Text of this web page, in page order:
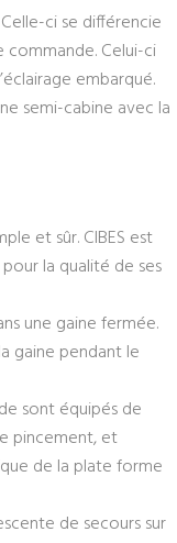
ci se différencie
Celui-ci
embarqué.
semi-cabine avec la
et sûr. CIBES est
la qualité de ses
une gaine fermée.
gaine pendant le
sont équipés de
pincement, et
de la plate forme
de secours sur